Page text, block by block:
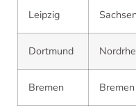
Leipzig Sachsen
Dortmund
Bremen Bremen